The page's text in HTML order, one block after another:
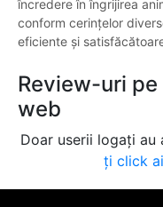
încredere în îngrijirea
conform cerințelor
eficiente și
Review-uri
web
Doar userii logați au
ți click